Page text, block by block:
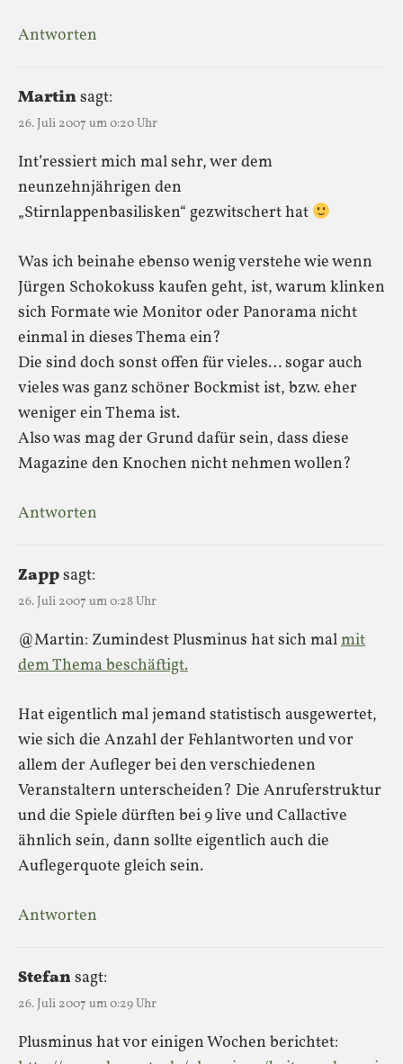
Antworten
Martinsagt:
26. Juli 2007 um 0:20 Uhr
Int’ressiert mich mal sehr, wer dem
neunzehnjährigen den
„Stirnlappenbasilisken“ gezwitschert hat
Was ich beinahe ebenso wenig verstehe wie wenn
Jürgen Schokokuss kaufen geht, ist, warum klinken
sich Formate wie Monitor oder Panorama nicht
einmal in dieses Thema ein?
Die sind doch sonst offen für vieles… sogar auch
vieles was ganz schöner Bockmist ist, bzw. eher
weniger ein Thema ist.
Also was mag der Grund dafür sein, dass diese
Magazine den Knochen nicht nehmen wollen?
Antworten
Zappsagt:
26. Juli 2007 um 0:28 Uhr
@Martin: Zumindest Plusminus hat sich malmit
dem Thema beschäftigt.
Hat eigentlich mal jemand statistisch ausgewertet,
wie sich die Anzahl der Fehlantworten und vor
allem der Aufleger bei den verschiedenen
Veranstaltern unterscheiden? Die Anruferstruktur
und die Spiele dürften bei 9 live und Callactive
ähnlich sein, dann sollte eigentlich auch die
Auflegerquote gleich sein.
Antworten
Stefansagt:
26. Juli 2007 um 0:29 Uhr
Plusminus hat vor einigen Wochen berichtet: